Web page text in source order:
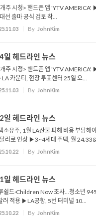
주 시청> 핸드폰 앱 'YTV
선 출마 공식 검토 착...
By JohnKim
일 헤드라인 뉴스
주 시청> 핸드폰 앱 'YTV
카운티, 현장 투표센터 25일 오...
By JohnKim
일 헤드라인 뉴스
소유주, 1월 LA산불 피해 비용 부담
러로 인상 ▶3~4세대 주택, 월
By JohnKim
일 헤드라인 뉴스
쉴드·Children Now 조사...청소년
러 적용 ▶LA공항, 5번 터미널 10...
By JohnKim